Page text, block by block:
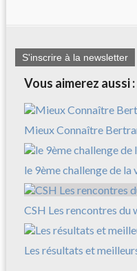
S'inscrire à la newsletter
Vous aimerez aussi :
Mieux Connaître
le 9ème challenge de
CSH Les rencontres du
Les résultats et